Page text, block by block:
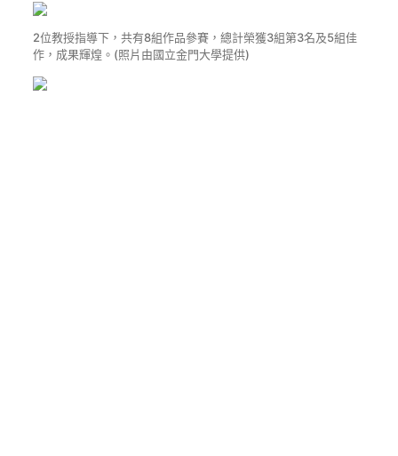
2位教授指導下，共有8組作品參賽，總計榮獲3組第3名及5組佳
作，成果輝煌。(照片由國立金門大學提供)